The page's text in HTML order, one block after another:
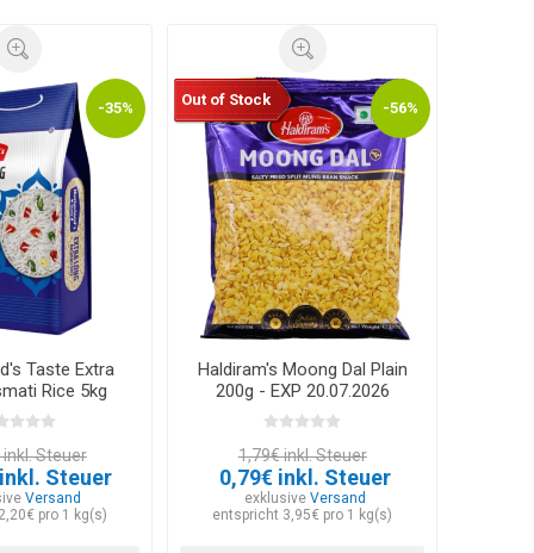
-35%
Taste Extra
Rice 5kg
Steuer
Steuer
Versand
pro 1 kg(s)
-56%
Out of Stock
Haldiram's Moong Dal Plain
200g - EXP 20.07.2026
1,79€ inkl. Steuer
0,79€ inkl. Steuer
exklusiveVersand
entspricht 3,95€ pro 1 kg(s)